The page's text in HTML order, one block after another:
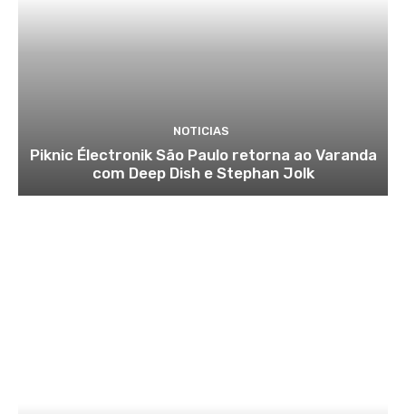
NOTICIAS
Piknic Électronik São Paulo retorna ao Varanda
com Deep Dish e Stephan Jolk